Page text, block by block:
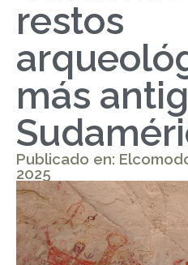
restos
más
Publicado en:
2025